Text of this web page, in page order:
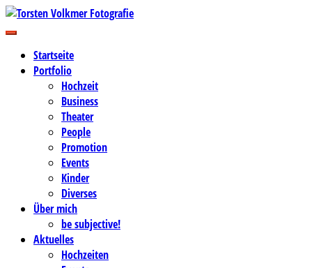
Zum
Inhalt
Torsten Volkmer Fotografie
Business-, Portrait- und Hochzeitsfotografie
Startseite
Portfolio
Hochzeit
Business
Theater
People
Promotion
Events
Kinder
Diverses
Über mich
be subjective!
Aktuelles
Hochzeiten